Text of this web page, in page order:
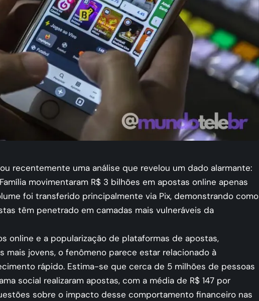
recentemente uma análise que revelou um dado alarmante:
movimentaram R$ 3 bilhões em apostas online apenas
foi transferido principalmente via Pix, demonstrando como
têm penetrado em camadas mais vulneráveis da
online e a popularização de plataformas de apostas,
mais jovens, o fenômeno parece estar relacionado à
rápido. Estima-se que cerca de 5 milhões de pessoas
social realizaram apostas, com a média de R$ 147 por
sobre o impacto desse comportamento financeiro nas